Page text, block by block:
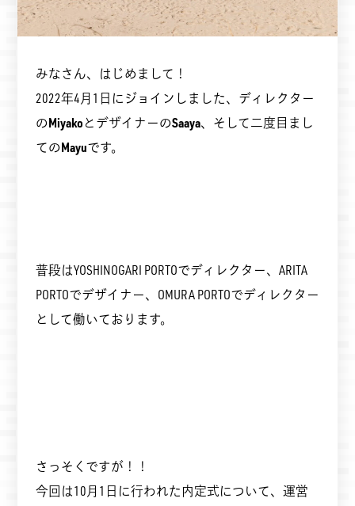
みなさん、はじめまして！
2022年4月1日にジョインしました、ディレクター
のMiyakoとデザイナーのSaaya、そして二度目まし
てのMayuです。
普段はYOSHINOGARI PORTOでディレクター、ARITA
PORTOでデザイナー、OMURA PORTOでディレクター
として働いております。
さっそくですが！！
今回は10月1日に行われた内定式について、運営